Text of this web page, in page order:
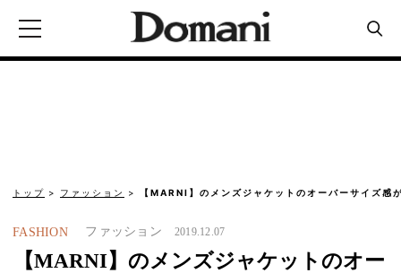
トップ ファッション 【MARNI】のメンズジャケットのオーバーサイズ感
FASHION ファッション 2019.12.07
【MARNI】のメンズジャケットのオー